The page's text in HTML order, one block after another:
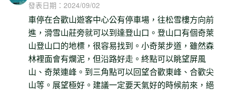
發表日期： 2024/09/02
車停在合歡山遊客中心公有停車場，往松雪樓方向前
進，滑雪山莊旁就可以到達登山口。登山口有個奇萊
山登山口的地標，很容易找到。小奇萊步道，雖然森
林裡面會有爛泥，但沿路好走。終點可以眺望屏風
山、奇萊連峰。到三角點可以回望合歡東峰、合歡尖
山等。展望極好。建議一定要天氣好的時候前來，絕